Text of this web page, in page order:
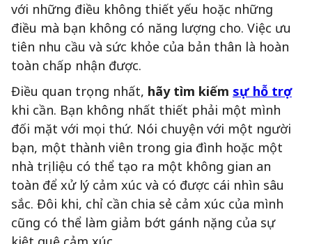
với những điều không thiết yếu hoặc những
điều mà bạn không có năng lượng cho. Việc ưu
tiên nhu cầu và sức khỏe của bản thân là hoàn
toàn chấp nhận được.
Điều quan trọng nhất, hãy tìm kiếm sự hỗ trợ
khi cần. Bạn không nhất thiết phải một mình
đối mặt với mọi thứ. Nói chuyện với một người
bạn, một thành viên trong gia đình hoặc một
nhà trị liệu có thể tạo ra một không gian an
toàn để xử lý cảm xúc và có được cái nhìn sâu
sắc. Đôi khi, chỉ cần chia sẻ cảm xúc của mình
cũng có thể làm giảm bớt gánh nặng của sự